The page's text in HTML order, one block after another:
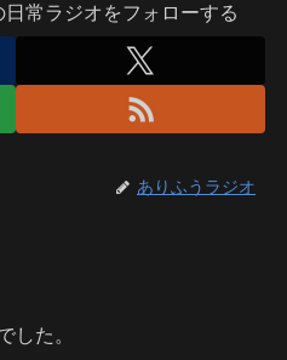
常ラジオをフォローする
ありふうラジオ
した。